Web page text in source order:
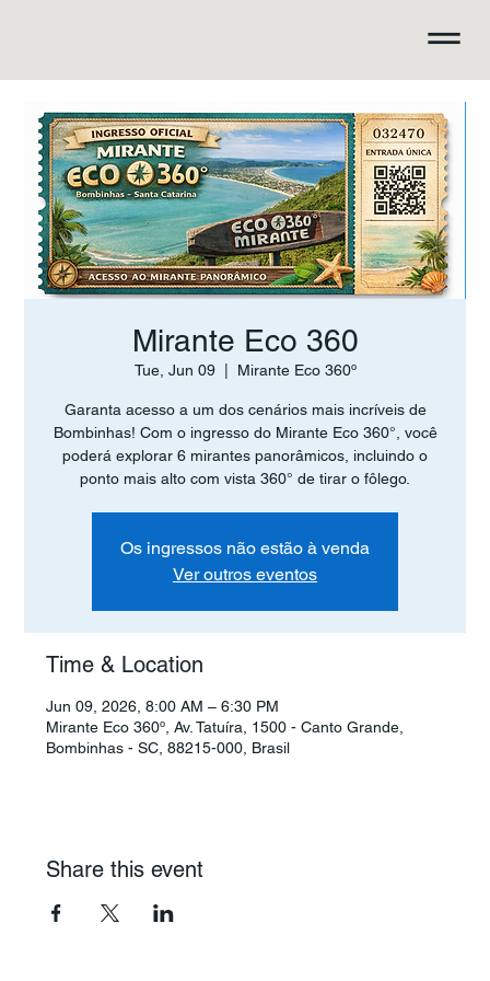
Mirante Eco 360
Tue, Jun 09
  |
Mirante Eco 360º
Garanta acesso a um dos cenários mais incríveis de
Bombinhas! Com o ingresso do Mirante Eco 360°, você
poderá explorar 6 mirantes panorâmicos, incluindo o
ponto mais alto com vista 360° de tirar o fôlego.
Os ingressos não estão à venda
Ver outros eventos
Time & Location
Jun 09, 2026, 8:00 AM – 6:30 PM
Mirante Eco 360º, Av. Tatuíra, 1500 - Canto Grande,
Bombinhas - SC, 88215-000, Brasil
Share this event